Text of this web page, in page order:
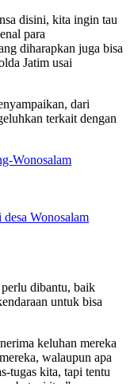
disini, kita ingin tau
para
diharapkan juga bisa
Jatim usai
dari
terkait dengan
Wonosalam
Wonosalam
dibantu, baik
untuk bisa
keluhan mereka
walaupun apa
tugas kita, tapi tentu